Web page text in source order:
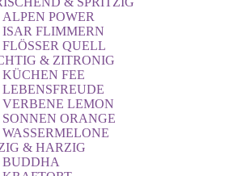
ALPEN POWER
ISAR FLIMMERN
FLÖSSER QUELL
& ZITRONIG
KÜCHEN FEE
LEBENSFREUDE
VERBENE LEMON
SONNEN ORANGE
WASSERMELONE
& HARZIG
BUDDHA